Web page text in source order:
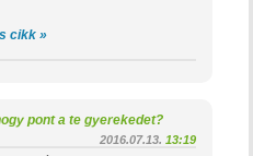
cikk »
pont a te gyerekedet?
2016.07.13. 13:19